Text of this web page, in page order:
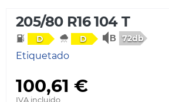
205/80 R16 104 T
D D 72db
Etiquetado
100,61 €
IVA incluido